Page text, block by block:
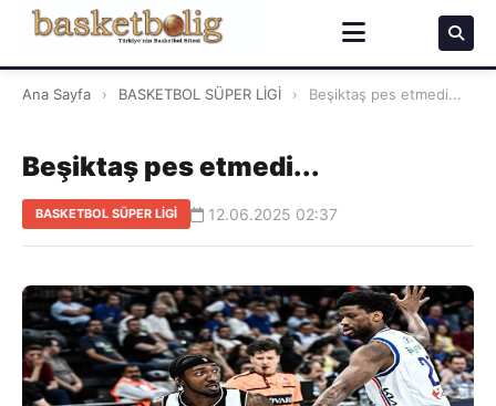
Ana Sayfa › BASKETBOL SÜPER LİGİ › Beşiktaş pes etmedi...
Beşiktaş pes etmedi...
BASKETBOL SÜPER LİGİ 12.06.2025 02:37